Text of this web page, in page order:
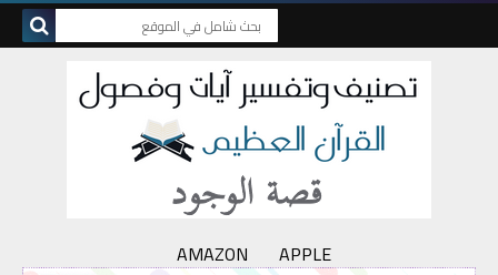
AMAZON APPLE